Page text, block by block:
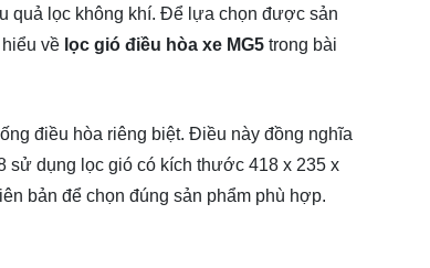
quả lọc không khí. Để lựa chọn được sản
về lọc gió điều hòa xe MG5trong bài
điều hòa riêng biệt. Điều này đồng nghĩa
sử dụng lọc gió có kích thước 418 x 235 x
bản để chọn đúng sản phẩm phù hợp.